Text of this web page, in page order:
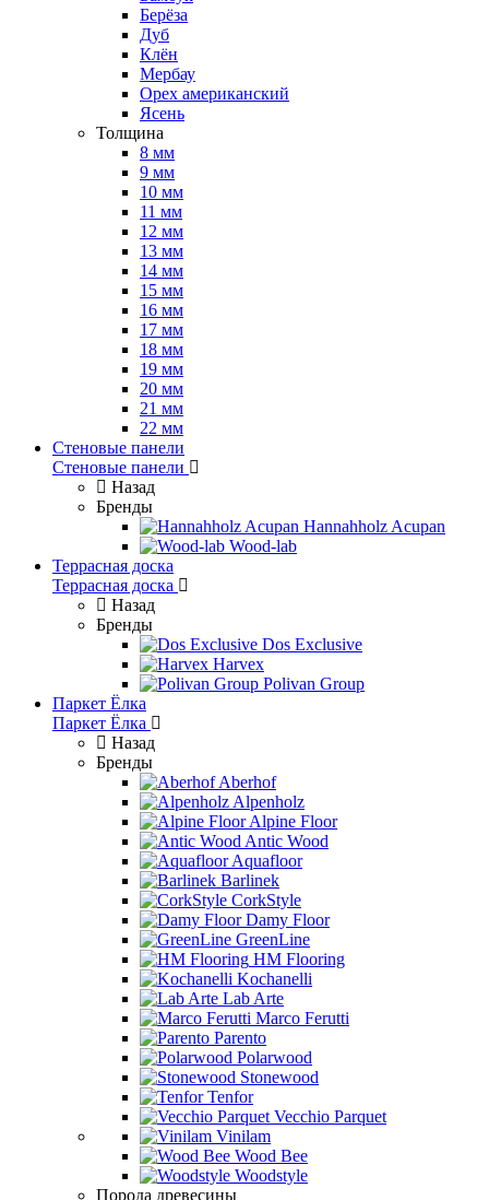
Берёза
Дуб
Клён
Мербау
Орех американский
Ясень
Толщина
8 мм
9 мм
10 мм
11 мм
12 мм
13 мм
14 мм
15 мм
16 мм
17 мм
18 мм
19 мм
20 мм
21 мм
22 мм
Стеновые панели
Стеновые панели
Назад
Бренды
Hannahholz Acupan
Wood-lab
Террасная доска
Террасная доска
Назад
Бренды
Dos Exclusive
Harvex
Polivan Group
Паркет Ёлка
Паркет Ёлка
Назад
Бренды
Aberhof
Alpenholz
Alpine Floor
Antic Wood
Aquafloor
Barlinek
CorkStyle
Damy Floor
GreenLine
HM Flooring
Kochanelli
Lab Arte
Marco Ferutti
Parento
Polarwood
Stonewood
Tenfor
Vecchio Parquet
Vinilam
Wood Bee
Woodstyle
Порода древесины